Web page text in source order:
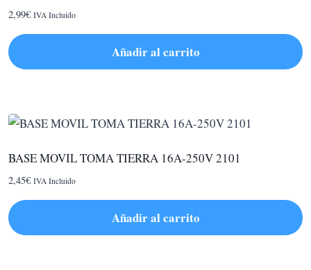
2,99€ IVA Incluido
Añadir al carrito
BASE MOVIL TOMA TIERRA 16A-250V 2101
2,45€ IVA Incluido
Añadir al carrito